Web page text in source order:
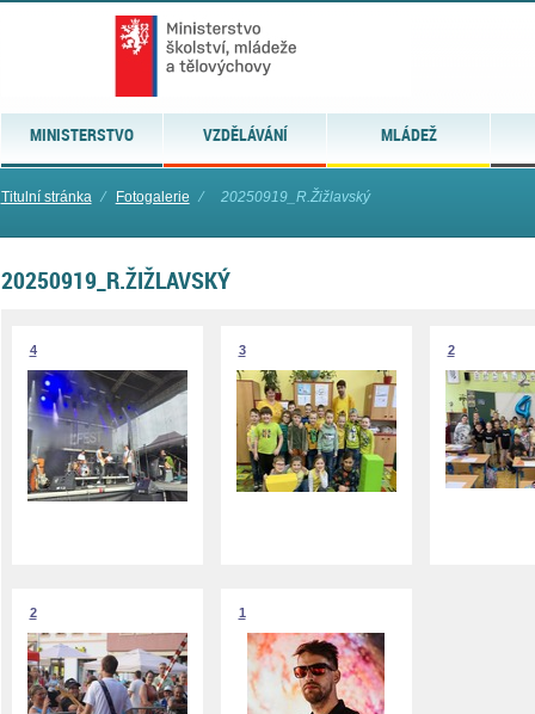
MINISTERSTVO VZDĚLÁVÁNÍ MLÁDEŽ
Titulní stránka ⁄ Fotogalerie ⁄ 20250919_R.Žižlavský
20250919_R.ŽIŽLAVSKÝ
4 3 2
2 1